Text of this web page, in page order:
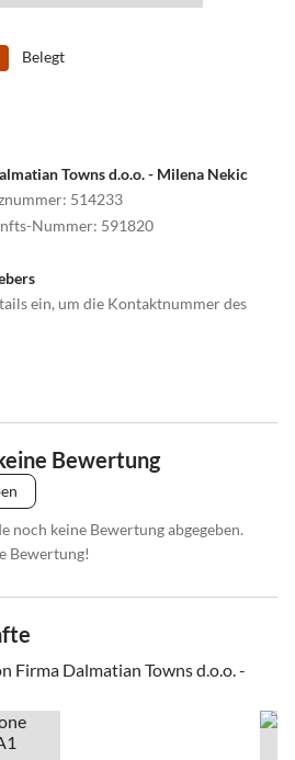
Belegt
Towns d.o.o. - Milena Nekic
: 514233
Nummer: 591820
ein, um die Kontaktnummer des
Bewertung
noch keine Bewertung abgegeben.
Bewertung!
Firma Dalmatian Towns d.o.o. -